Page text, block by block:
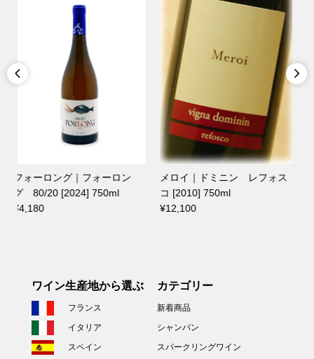

メロイ｜ドミニン レフォス
コ [2010] 750ml
¥12,100
イビスクス｜イビスクス テ
ィント [2020] 750ml
¥4,620

ワイン生産地から選ぶ
フランス
イタリア
スペイン
カテゴリー
新着商品
シャンパン
スパークリングワイン